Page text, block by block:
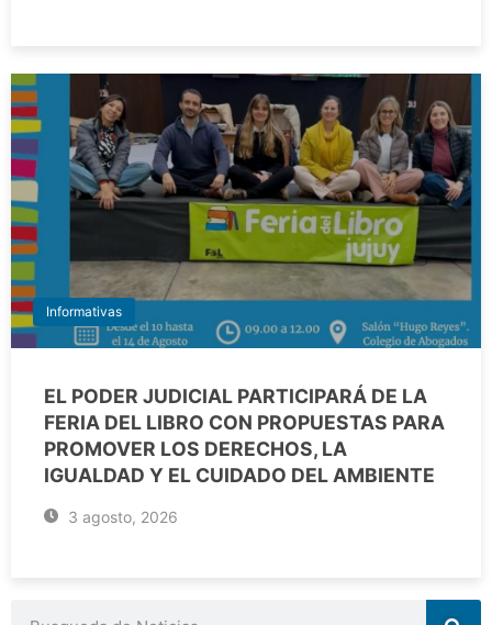
Informativas
EL PODER JUDICIAL PARTICIPARÁ DE LA
FERIA DEL LIBRO CON PROPUESTAS PARA
PROMOVER LOS DERECHOS, LA
IGUALDAD Y EL CUIDADO DEL AMBIENTE
3 agosto, 2026